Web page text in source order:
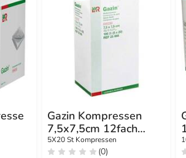
Gazin Kompressen
7,5x7,5cm 12fach
steril
5X20 St Kompressen
(0)